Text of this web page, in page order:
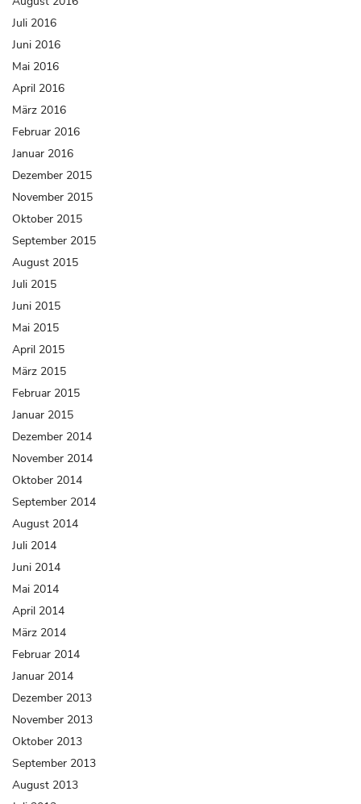
Juli 2016
Juni 2016
Mai 2016
April 2016
März 2016
Februar 2016
Januar 2016
Dezember 2015
November 2015
Oktober 2015
September 2015
August 2015
Juli 2015
Juni 2015
Mai 2015
April 2015
März 2015
Februar 2015
Januar 2015
Dezember 2014
November 2014
Oktober 2014
September 2014
August 2014
Juli 2014
Juni 2014
Mai 2014
April 2014
März 2014
Februar 2014
Januar 2014
Dezember 2013
November 2013
Oktober 2013
September 2013
August 2013